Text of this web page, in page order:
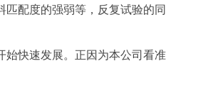
配度的强弱等，反复试验的同
始快速发展。正因为本公司看准